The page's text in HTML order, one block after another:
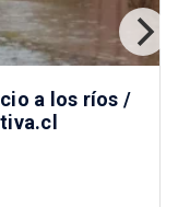
a los ríos /